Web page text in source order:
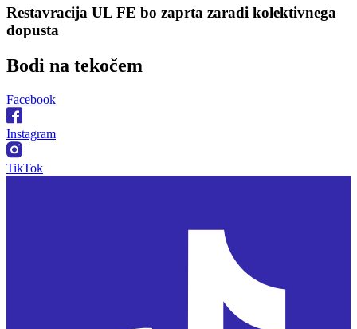
Restavracija UL FE bo zaprta zaradi kolektivnega
dopusta
Bodi na tekočem
Facebook
Instagram
TikTok